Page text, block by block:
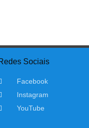
Sociais
Facebook
Instagram
YouTube